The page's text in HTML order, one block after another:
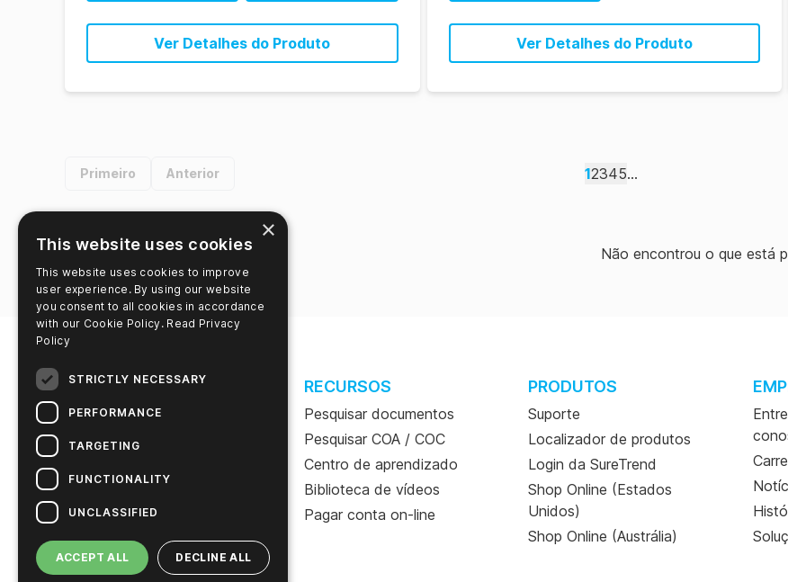
Português Spanish
Ver Detalhes do Produto
E. coli Enrichment &
Detection Device
Ver Detalhes do Produto
Primeiro Anterior 12345...
Não encontrou o que está
SITE
Sobre este site
Política de Privacidade
usuário final
Pesquisa
RECURSOS
Pesquisar documentos
Pesquisar COA / COC
Centro de aprendizado
Biblioteca de vídeos
Pagar conta on-line
PRODUTOS
Suporte
Localizador de produtos
Login da SureTrend
Shop Online (Estados
Unidos)
Shop Online (Austrália)
×
This website uses cookies
This website uses cookies to improve
user experience. By using our website
you consent to all cookies in accordance
with our Cookie Policy. Read Privacy
Policy
STRICTLY NECESSARY
PERFORMANCE
TARGETING
FUNCTIONALITY
UNCLASSIFIED
ACCEPT ALL DECLINE ALL